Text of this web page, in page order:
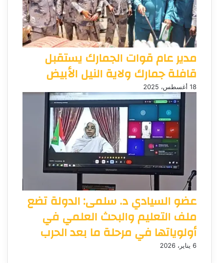
مدير عام قوات الجمارك يستقبل
قافلة جمارك ولاية النيل الأبيض
18 أغسطس، 2025
عضو السيادي د. سلمى: الدولة تضع
ملف التعليم والبحث العلمي في
أولوياتها في مرحلة ما بعد الحرب
6 يناير، 2026